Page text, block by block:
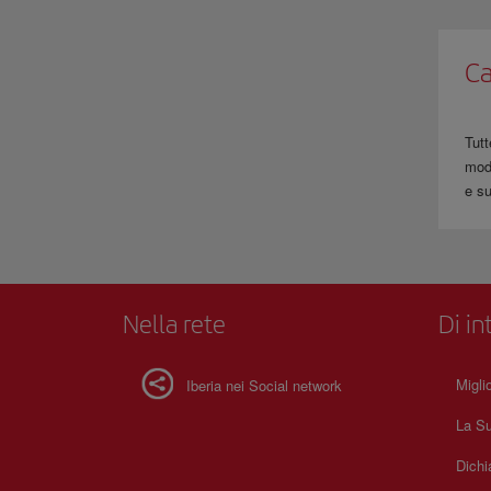
e
Nella rete
Iberia nei Social network
Di
La